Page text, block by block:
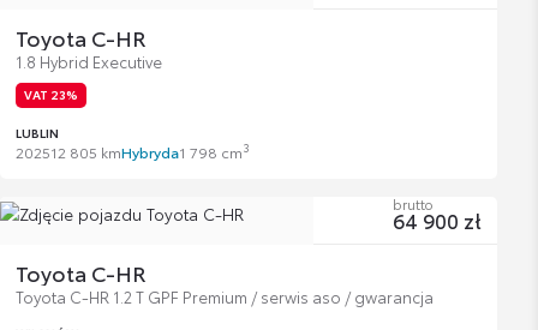
Toyota C-HR
1.8 Hybrid Executive
VAT 23%
LUBLIN
202512 805 kmHybryda1 798 cm3
Toyota C-HR
Toyota C-HR 1.2 T GPF Premium / serwis aso / gwarancja
brutto
64 900 zł